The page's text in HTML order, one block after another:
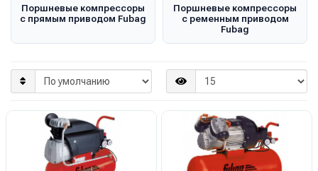
Поршневые компрессоры
с прямым приводом Fubag
Поршневые компрессоры
с ременным приводом
Fubag